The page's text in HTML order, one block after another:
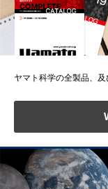
ヤマト科学の全製品、